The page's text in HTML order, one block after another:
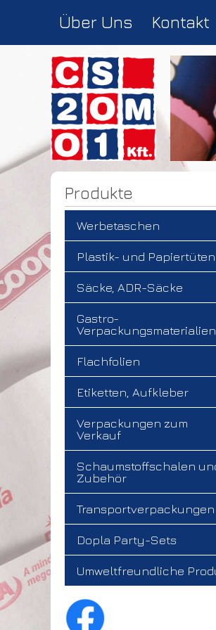
Über Uns Kontakt
Produkte
Werbetaschen
Plastik- und Papiertüten
Säcke, ADR-Säcke
Gastro-
Verpackungsmaterialien
Flachfolien
Etiketten, Aufkleber
Verpackungen zum
Verkauf
Schaumstoffschalen
Zubehör
Transportverpackungen
Dopla Party-Sets
Umweltfreundliche